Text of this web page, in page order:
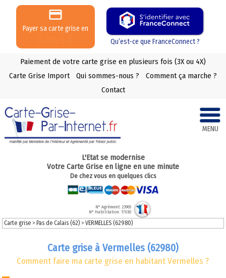
Payer sa carte grise en
Qu’est-ce que FranceConnect ?
Paiement de votre carte grise en plusieurs fois (3X ou 4X)
Carte Grise Import
Qui sommes-nous ?
Comment ça marche ?
Contact
MENU
L'Etat se modernise
Votre Carte Grise en ligne en une minute
De chez vous en quelques clics
N° Agrément: 23965
N° Habilitation: 17030
Carte grise > Pas de Calais (62)>VERMELLES (62980)
Carte grise à Vermelles (62980)
Comment faire ma carte grise en habitant Vermelles ?